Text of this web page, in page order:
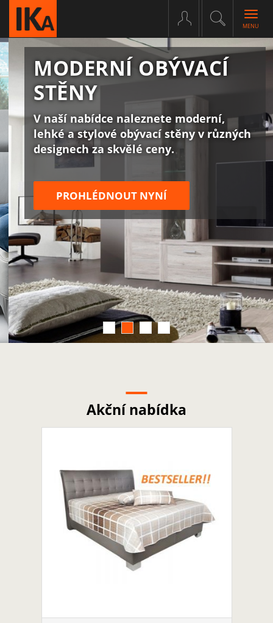
MODERNÍ OBÝVACÍ
STĚNY
V naší nabídce naleznete moderní,
lehké a stylové obývací stěny v různých
designech za skvělé ceny.
PROHLÉDNOUT NYNÍ
Akční nabídka